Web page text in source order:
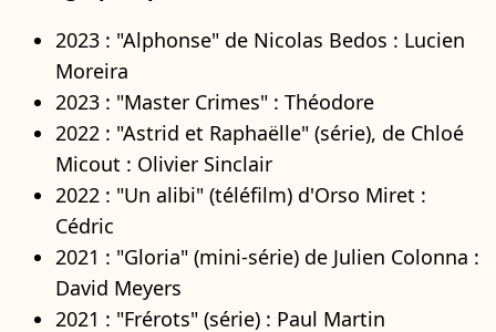
2023 : "Alphonse" de Nicolas Bedos : Lucien
Moreira
2023 : "Master Crimes" : Théodore
2022 : "Astrid et Raphaëlle" (série), de Chloé
Micout : Olivier Sinclair
2022 : "Un alibi" (téléfilm) d'Orso Miret :
Cédric
2021 : "Gloria" (mini-série) de Julien Colonna :
David Meyers
2021 : "Frérots" (série) : Paul Martin